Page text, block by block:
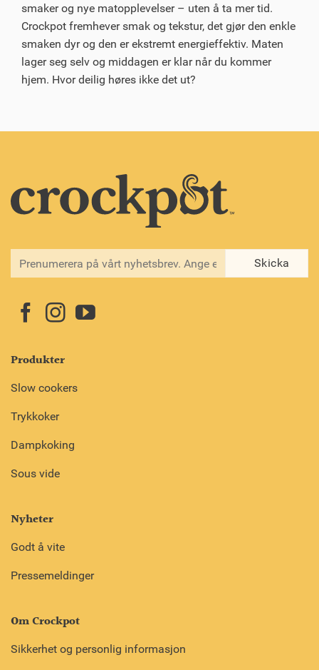
smaker og nye matopplevelser – uten å ta mer tid.
Crockpot fremhever smak og tekstur, det gjør den enkle
smaken dyr og den er ekstremt energieffektiv. Maten
lager seg selv og middagen er klar når du kommer
hjem. Hvor deilig høres ikke det ut?
Produkter
Slow cookers
Trykkoker
Dampkoking
Sous vide
Nyheter
Godt å vite
Pressemeldinger
Om Crockpot
Sikkerhet og personlig informasjon